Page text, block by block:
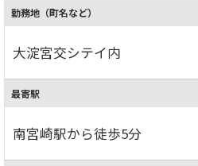
勤務地（町名など）
大淀宮交シテイ内
最寄駅
南宮崎駅から徒歩5分